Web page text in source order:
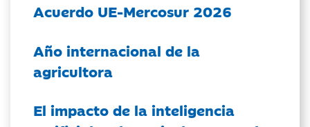
Acuerdo UE-Mercosur 2026
Año internacional de la
agricultora
El impacto de la inteligencia